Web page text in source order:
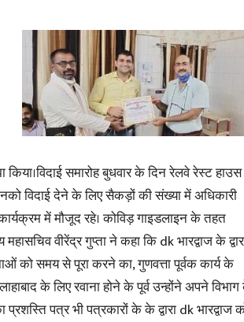
News,
Latest
News
समारोह बुधवार के दिन रेलवे रेस्ट हाउस
विदाई देने के लिए सैकड़ों की संख्या में अधिकारी
में मौजूद रहे। कोविड़ गाइडलाइन के तहत
वीरेंद्र गुप्ता ने कहा कि dk भारद्वाज के
को समय से पूरा करने का, गुणवत्ता पूर्वक कार्य के
के लिए रवाना होने के पूर्व उन्होंने अपने
प्रशस्ति पत्र भी पत्रकारों के के द्वारा dk भारद्वाज